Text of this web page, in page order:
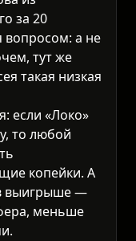
за 20
вопросом: а не
тут же
такая низкая
если «Локо»
то любой
копейки. А
выигрыше —
меньше